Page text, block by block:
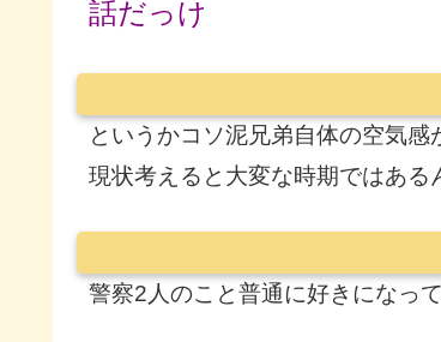
話だっけ
というかコソ泥兄弟自体の空気
現状考えると大変な時期ではある
警察2人のこと普通に好きになっ